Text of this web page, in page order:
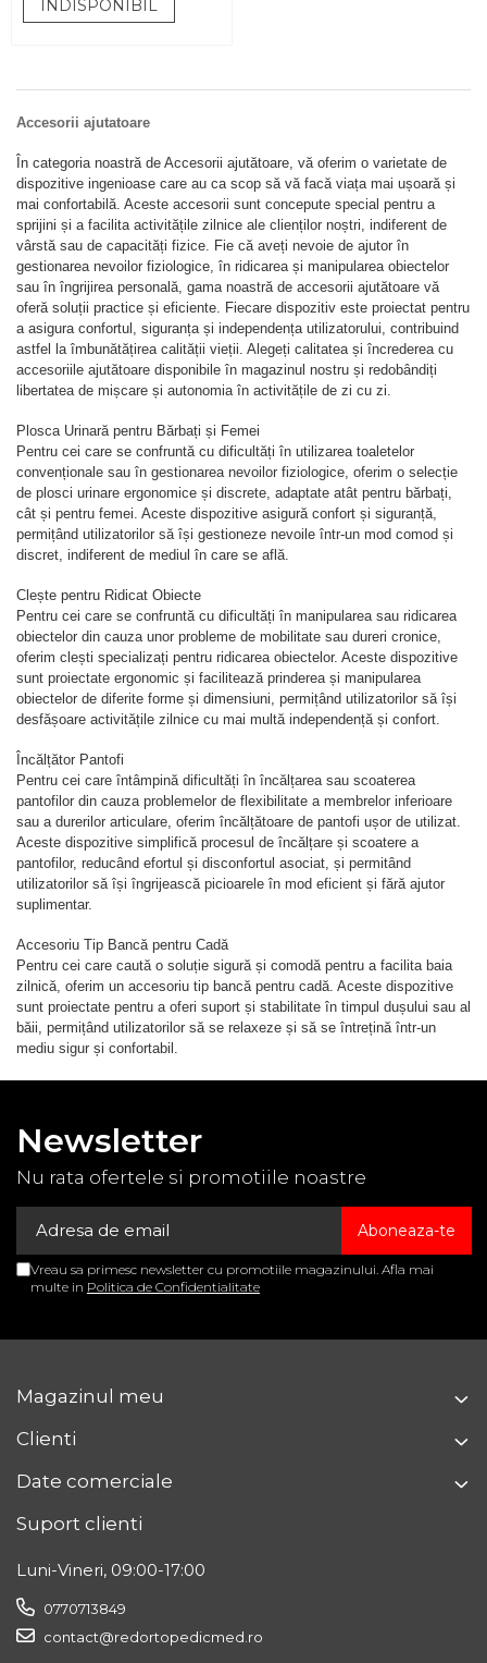
INDISPONIBIL
Accesorii ajutatoare
În categoria noastră de Accesorii ajutătoare, vă oferim o varietate de
dispozitive ingenioase care au ca scop să vă facă viața mai ușoară și
mai confortabilă. Aceste accesorii sunt concepute special pentru a
sprijini și a facilita activitățile zilnice ale clienților noștri, indiferent de
vârstă sau de capacități fizice. Fie că aveți nevoie de ajutor în
gestionarea nevoilor fiziologice, în ridicarea și manipularea obiectelor
sau în îngrijirea personală, gama noastră de accesorii ajutătoare vă
oferă soluții practice și eficiente. Fiecare dispozitiv este proiectat pentru
a asigura confortul, siguranța și independența utilizatorului, contribuind
astfel la îmbunătățirea calității vieții. Alegeți calitatea și încrederea cu
accesoriile ajutătoare disponibile în magazinul nostru și redobândiți
libertatea de mișcare și autonomia în activitățile de zi cu zi.
Plosca Urinară pentru Bărbați și Femei
Pentru cei care se confruntă cu dificultăți în utilizarea toaletelor
convenționale sau în gestionarea nevoilor fiziologice, oferim o selecție
de plosci urinare ergonomice și discrete, adaptate atât pentru bărbați,
cât și pentru femei. Aceste dispozitive asigură confort și siguranță,
permițând utilizatorilor să își gestioneze nevoile într-un mod comod și
discret, indiferent de mediul în care se află.
Clește pentru Ridicat Obiecte
Pentru cei care se confruntă cu dificultăți în manipularea sau ridicarea
obiectelor din cauza unor probleme de mobilitate sau dureri cronice,
oferim clești specializați pentru ridicarea obiectelor. Aceste dispozitive
sunt proiectate ergonomic și facilitează prinderea și manipularea
obiectelor de diferite forme și dimensiuni, permițând utilizatorilor să își
desfășoare activitățile zilnice cu mai multă independență și confort.
Încălțător Pantofi
Pentru cei care întâmpină dificultăți în încălțarea sau scoaterea
pantofilor din cauza problemelor de flexibilitate a membrelor inferioare
sau a durerilor articulare, oferim încălțătoare de pantofi ușor de utilizat.
Aceste dispozitive simplifică procesul de încălțare și scoatere a
pantofilor, reducând efortul și disconfortul asociat, și permitând
utilizatorilor să își îngrijească picioarele în mod eficient și fără ajutor
suplimentar.
Accesoriu Tip Bancă pentru Cadă
Pentru cei care caută o soluție sigură și comodă pentru a facilita baia
zilnică, oferim un accesoriu tip bancă pentru cadă. Aceste dispozitive
sunt proiectate pentru a oferi suport și stabilitate în timpul dușului sau al
băii, permițând utilizatorilor să se relaxeze și să se întrețină într-un
mediu sigur și confortabil.
Newsletter
Nu rata ofertele si promotiile noastre
Vreau sa primesc newsletter cu promotiile magazinului. Afla mai
multe in Politica de Confidentialitate
Magazinul meu
Clienti
Date comerciale
Suport clienti
Luni-Vineri, 09:00-17:00
0770713849
contact@redortopedicmed.ro